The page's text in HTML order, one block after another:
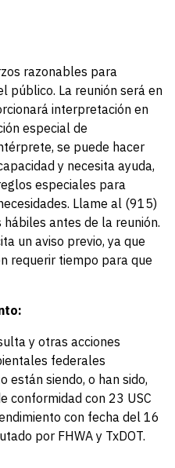
razonables para
público. La reunión será en
interpretación en
especial de
se puede hacer
y necesita ayuda,
especiales para
Llame al (915)
antes de la reunión.
un aviso previo, ya que
requerir tiempo para que
y otras acciones
federales
siendo, o han sido,
conformidad con 23 USC
con fecha del 16
por FHWA y TxDOT.